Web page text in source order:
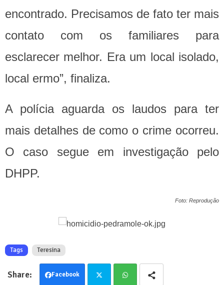
encontrado. Precisamos de fato ter mais
contato com os familiares para
esclarecer melhor. Era um local isolado,
local ermo”, finaliza.
A polícia aguarda os laudos para ter
mais detalhes de como o crime ocorreu.
O caso segue em investigação pelo
DHPP.
Foto: Reprodução
Tags Teresina
Facebook